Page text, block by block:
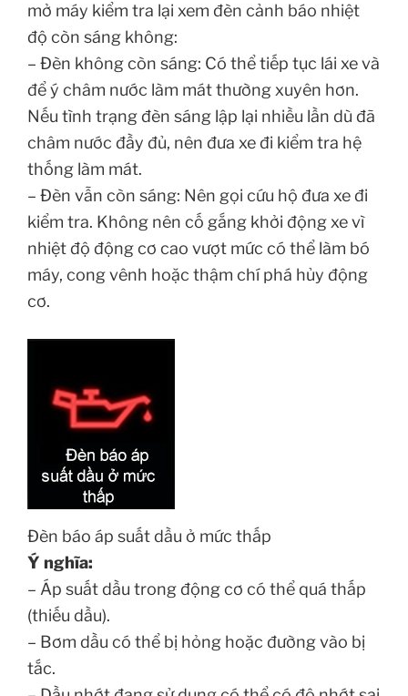
mở máy kiểm tra lại xem đèn cảnh báo nhiệt
độ còn sáng không:
– Đèn không còn sáng: Có thể tiếp tục lái xe và
để ý châm nước làm mát thường xuyên hơn.
Nếu tình trạng đèn sáng lập lại nhiều lần dù đã
châm nước đầy đủ, nên đưa xe đi kiểm tra hệ
thống làm mát.
– Đèn vẫn còn sáng: Nên gọi cứu hộ đưa xe đi
kiểm tra. Không nên cố gắng khởi động xe vì
nhiệt độ động cơ cao vượt mức có thể làm bó
máy, cong vênh hoặc thậm chí phá hủy động
cơ.
Đèn báo áp suất dầu ở mức thấp
Ý nghĩa:
– Áp suất dầu trong động cơ có thể quá thấp
(thiếu dầu).
– Bơm dầu có thể bị hỏng hoặc đường vào bị
tắc.